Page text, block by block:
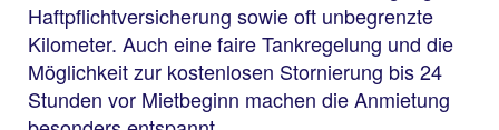
Haftpflichtversicherung sowie oft unbegrenzte
Kilometer. Auch eine faire Tankregelung und die
Möglichkeit zur kostenlosen Stornierung bis 24
Stunden vor Mietbeginn machen die Anmietung